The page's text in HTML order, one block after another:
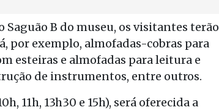
Saguão B do museu, os visitantes terão
por exemplo, almofadas-cobras para
esteiras e almofadas para leitura e
de instrumentos, entre outros.
11h, 13h30 e 15h), será oferecida a